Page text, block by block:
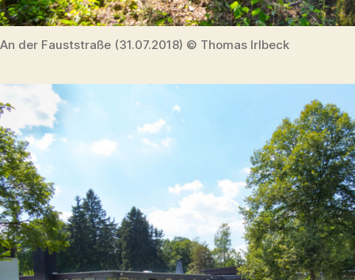
An der Fauststraße (31.07.2018) © Thomas Irlbeck